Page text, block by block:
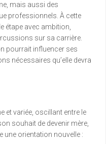
mais aussi des
professionnels. À cette
étape avec ambition,
sur sa carrière.
pourrait influencer ses
nécessaires qu’elle devra
et variée, oscillant entre le
souhait de devenir mère,
une orientation nouvelle :